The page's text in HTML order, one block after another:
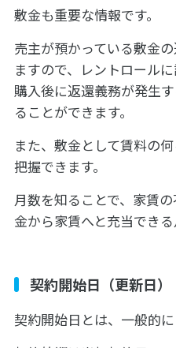
敷金も重要な情報です。
売主が預かっている敷金
ますので、レントロール
購入後に返還義務が発生
ることができます。
また、敷金として賃料の
把握できます。
月数を知ることで、家賃
金から家賃へと充当できる
契約開始日（更新日）
契約開始日とは、一般的に